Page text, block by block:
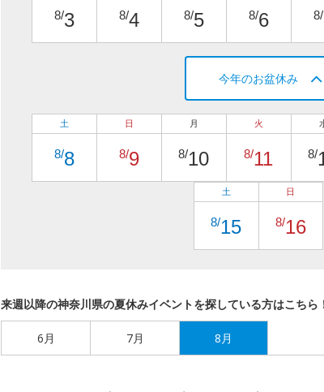
8/3 8/4 8/5 8/6 8/
今年のお盆休み
土
8/8
日
8/9
月
8/10
火
8/11 8/
土
8/15
日
8/16
来週以降の神奈川県の夏休みイベントを探している方はこちら
6月 7月 8月